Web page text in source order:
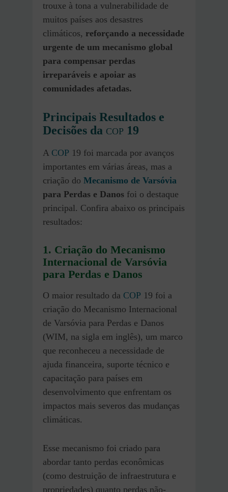
trouxe à tona a vulnerabilidade de
muitos países aos desastres
climáticos, reforçando a necessidade
urgente de um mecanismo global
para compensar perdas
irreparáveis e apoiar as
comunidades afetadas.
Principais Resultados e
Decisões da COP 19
A COP 19 foi marcada por avanços
importantes em várias áreas, mas a
criação do Mecanismo de Varsóvia
para Perdas e Danos foi o destaque
principal. Confira abaixo os principais
resultados:
1. Criação do Mecanismo
Internacional de Varsóvia
para Perdas e Danos
O maior resultado da COP 19 foi a
criação do Mecanismo Internacional
de Varsóvia para Perdas e Danos
(WIM, na sigla em inglês), um marco
que reconheceu a necessidade de
ajuda financeira, suporte técnico e
capacitação para países em
desenvolvimento que enfrentam os
impactos mais severos das mudanças
climáticas.
Esse mecanismo foi criado para
abordar tanto perdas econômicas
(como destruição de infraestrutura e
propriedades) quanto perdas não-